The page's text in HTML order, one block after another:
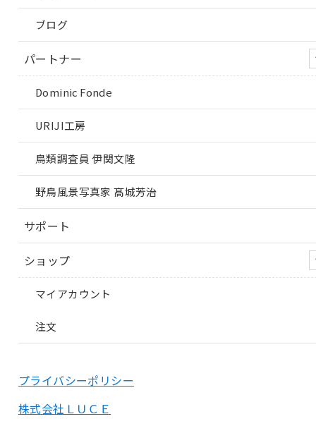
ブログ
パートナー
Dominic Fonde
URIJI工房
鳥類調査員 伊関文隆
野鳥風景写真家 髙城芳治
サポート
ショップ
マイアカウント
注文
プライバシーポリシー
株式会社ＬＵＣＥ